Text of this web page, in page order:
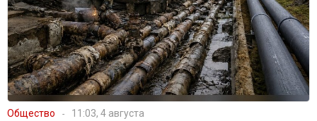
Общество 11:03, 4 августа